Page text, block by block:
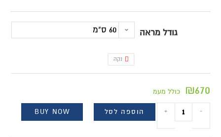
גודל מראה 60 ס"מ
נקה
₪670 כולל מעמ
-
+ הוספה לסל BUY NOW